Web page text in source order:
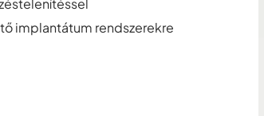
implantátum rendszerekre